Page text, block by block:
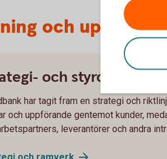
och
och styrdokument
har tagit fram en strategi och
och uppförande gentemot kunder,
leverantörer och andra
och ramverk